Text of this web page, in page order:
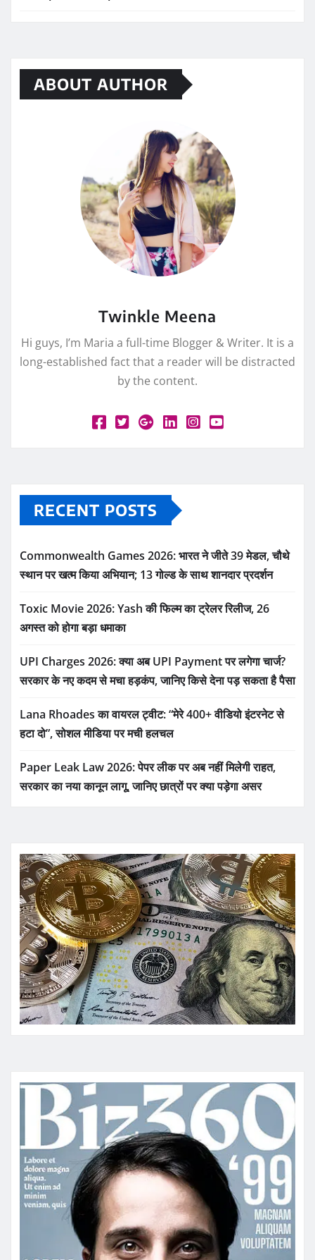
ABOUT AUTHOR
Twinkle Meena
Hi guys, I’m Maria a full-time Blogger & Writer. It is a
long-established fact that a reader will be distracted
by the content.
RECENT POSTS
Commonwealth Games 2026: भारत ने जीते 39 मेडल, चौथे
स्थान पर खत्म किया अभियान; 13 गोल्ड के साथ शानदार प्रदर्शन
Toxic Movie 2026: Yash की फिल्म का ट्रेलर रिलीज, 26
अगस्त को होगा बड़ा धमाका
UPI Charges 2026: क्या अब UPI Payment पर लगेगा चार्ज?
सरकार के नए कदम से मचा हड़कंप, जानिए किसे देना पड़ सकता है पैसा
Lana Rhoades का वायरल ट्वीट: “मेरे 400+ वीडियो इंटरनेट से
हटा दो”, सोशल मीडिया पर मची हलचल
Paper Leak Law 2026: पेपर लीक पर अब नहीं मिलेगी राहत,
सरकार का नया कानून लागू, जानिए छात्रों पर क्या पड़ेगा असर